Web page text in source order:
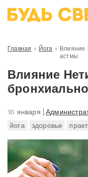
Главная » Йога » Влияние
астмы
Влияние
16 января
йога
здоровье